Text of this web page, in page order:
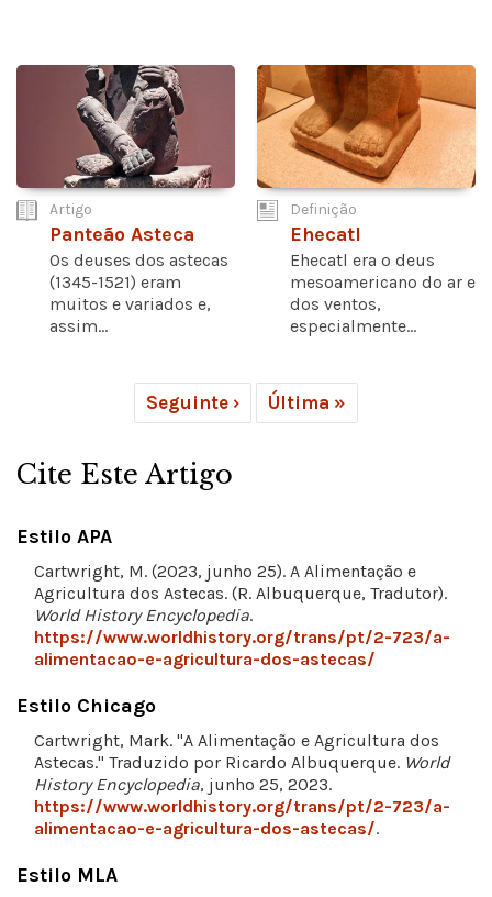
Artigo
Panteão Asteca
Os deuses dos astecas
(1345-1521) eram
muitos e variados e,
assim...
Definição
Ehecatl
Ehecatl era o deus
mesoamericano do ar e
dos ventos,
especialmente...
Seguinte › Última »
Cite Este Artigo
Estilo APA
Cartwright, M. (2023, junho 25). A Alimentação e
Agricultura dos Astecas. (R. Albuquerque, Tradutor).
World History Encyclopedia.
https://www.worldhistory.org/trans/pt/2-723/a-
alimentacao-e-agricultura-dos-astecas/
Estilo Chicago
Cartwright, Mark. "A Alimentação e Agricultura dos
Astecas." Traduzido por Ricardo Albuquerque. World
History Encyclopedia, junho 25, 2023.
https://www.worldhistory.org/trans/pt/2-723/a-
alimentacao-e-agricultura-dos-astecas/.
Estilo MLA